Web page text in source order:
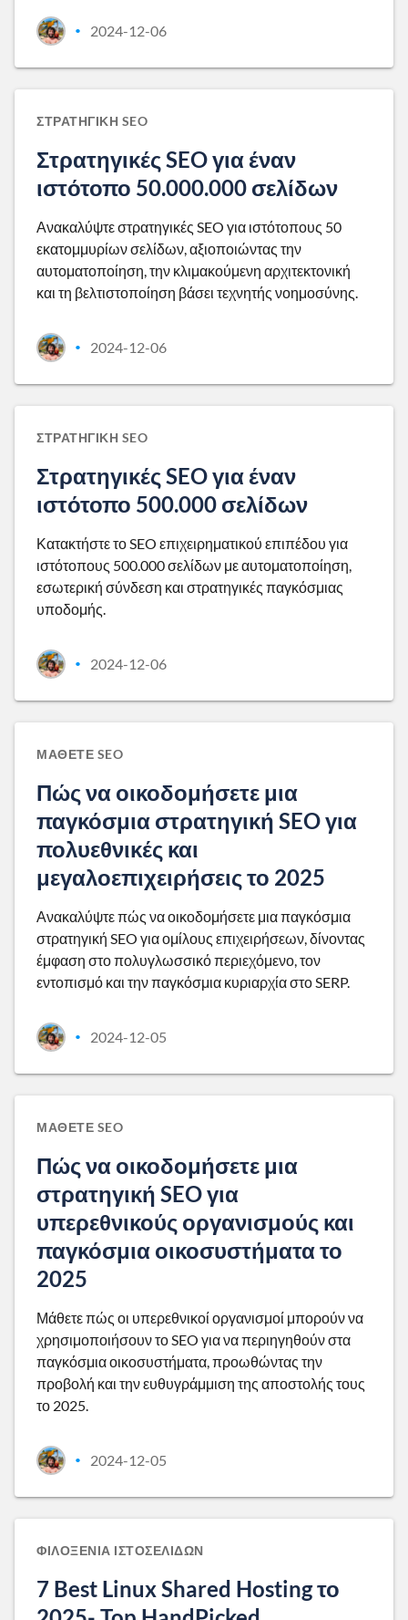
• 2024-12-06
ΣΤΡΑΤΗΓΙΚΉ SEO
Στρατηγικές SEO για έναν
ιστότοπο 50.000.000 σελίδων
Ανακαλύψτε στρατηγικές SEO για ιστότοπους 50
εκατομμυρίων σελίδων, αξιοποιώντας την
αυτοματοποίηση, την κλιμακούμενη αρχιτεκτονική
και τη βελτιστοποίηση βάσει τεχνητής νοημοσύνης.
• 2024-12-06
ΣΤΡΑΤΗΓΙΚΉ SEO
Στρατηγικές SEO για έναν
ιστότοπο 500.000 σελίδων
Κατακτήστε το SEO επιχειρηματικού επιπέδου για
ιστότοπους 500.000 σελίδων με αυτοματοποίηση,
εσωτερική σύνδεση και στρατηγικές παγκόσμιας
υποδομής.
• 2024-12-06
ΜΆΘΕΤΕ SEO
Πώς να οικοδομήσετε μια
παγκόσμια στρατηγική SEO για
πολυεθνικές και
μεγαλοεπιχειρήσεις το 2025
Ανακαλύψτε πώς να οικοδομήσετε μια παγκόσμια
στρατηγική SEO για ομίλους επιχειρήσεων, δίνοντας
έμφαση στο πολυγλωσσικό περιεχόμενο, τον
εντοπισμό και την παγκόσμια κυριαρχία στο SERP.
• 2024-12-05
ΜΆΘΕΤΕ SEO
Πώς να οικοδομήσετε μια
στρατηγική SEO για
υπερεθνικούς οργανισμούς και
παγκόσμια οικοσυστήματα το
2025
Μάθετε πώς οι υπερεθνικοί οργανισμοί μπορούν να
χρησιμοποιήσουν το SEO για να περιηγηθούν στα
παγκόσμια οικοσυστήματα, προωθώντας την
προβολή και την ευθυγράμμιση της αποστολής τους
το 2025.
• 2024-12-05
ΦΙΛΟΞΕΝΊΑ ΙΣΤΟΣΕΛΊΔΩΝ
7 Best Linux Shared Hosting το